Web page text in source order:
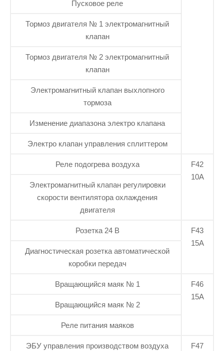
Пусковое реле
Тормоз двигателя № 1 электромагнитный
клапан
Тормоз двигателя № 2 электромагнитный
клапан
Электромагнитный клапан выхлопного
тормоза
Изменение диапазона электро клапана
Электро клапан управления сплиттером
Реле подогрева воздуха
F42
10А
Электромагнитный клапан регулировки
скорости вентилятора охлаждения
двигателя
Розетка 24 В
F43
15А
Диагностическая розетка автоматической
коробки передач
Вращающийся маяк № 1
F46
15А
Вращающийся маяк № 2
Реле питания маяков
ЭБУ управления производством воздуха
F47